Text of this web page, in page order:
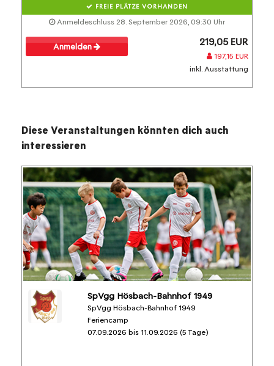
FREIE PLÄTZE VORHANDEN
Anmeldeschluss 28. September 2026, 09:30 Uhr
Anmelden 219,05 EUR
197,15 EUR
inkl. Ausstattung
Diese Veranstaltungen könnten dich auch
interessieren
SpVgg Hösbach-Bahnhof 1949
SpVgg Hösbach-Bahnhof 1949
Feriencamp
07.09.2026 bis 11.09.2026 (5 Tage)